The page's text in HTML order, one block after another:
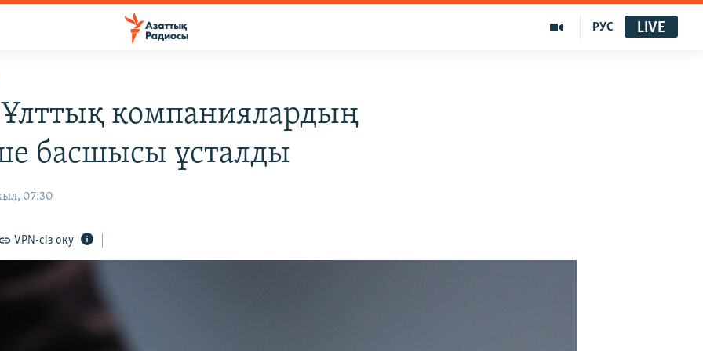
РУС LIVE
компаниялардың
басшысы ұсталды
07:30
VPN-сіз оқу